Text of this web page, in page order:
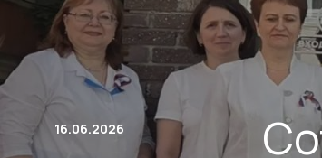
16.06.2026